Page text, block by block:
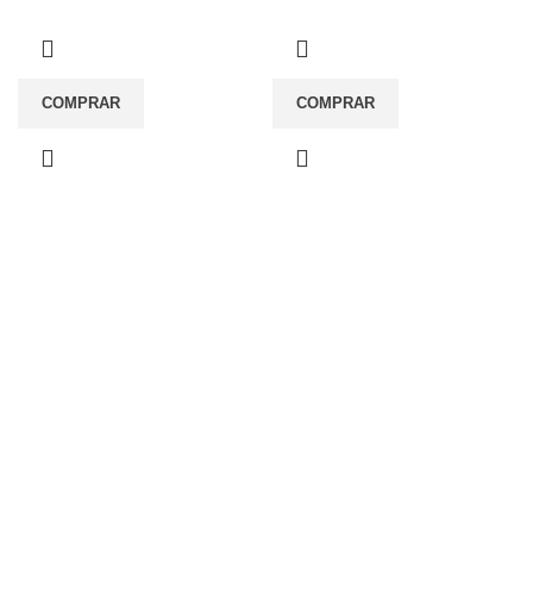
COMPRAR COMPRAR